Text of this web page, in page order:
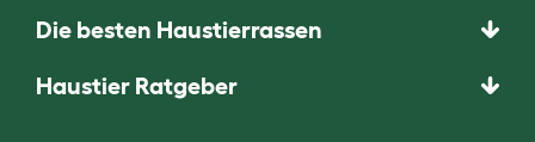
Die besten Haustierrassen
Haustier Ratgeber